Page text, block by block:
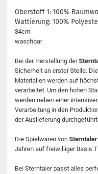
Oberstoff 1: 100%
Wattierung: 100%
34cm
waschbar
Bei der Herstellung der
Sicherheit an erster Stelle.
Materialien werden auf
verarbeitet. Um den hohen
werden neben einer
Verarbeitung in den
der Auslieferung
Die Spielwaren von Sterntaler
Jahren auf freiwilliger Basis
Bei Sterntaler passt alles